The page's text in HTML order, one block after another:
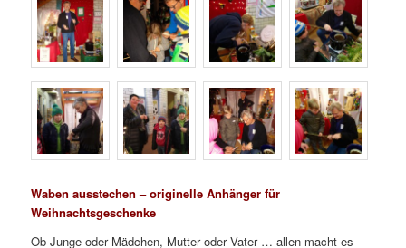
Waben ausstechen – originelle Anhänger für
Weihnachtsgeschenke
Ob Junge oder Mädchen, Mutter oder Vater … allen macht es